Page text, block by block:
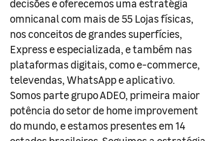
decisões e oferecemos uma estratégia
omnicanal com mais de 55 Lojas físicas,
nos conceitos de grandes superfícies,
Express e especializada, e também nas
plataformas digitais, como e-commerce,
televendas, WhatsApp e aplicativo.
Somos parte grupo ADEO, primeira maior
potência do setor de home improvement
do mundo, e estamos presentes em 14